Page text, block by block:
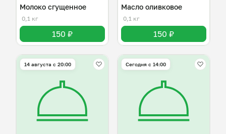
Молоко сгущенное
0,1 кг
150 ₽
Масло оливковое
0,1 кг
150 ₽
14 августа с 20:00 Сегодня с 14:00